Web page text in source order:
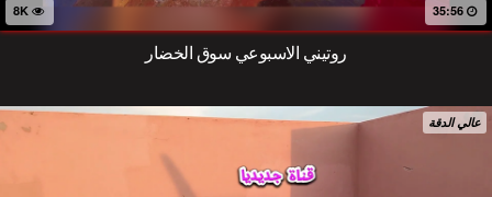
35:56
روتيني الاسبوعي سوق الخضار
عالي الدقة